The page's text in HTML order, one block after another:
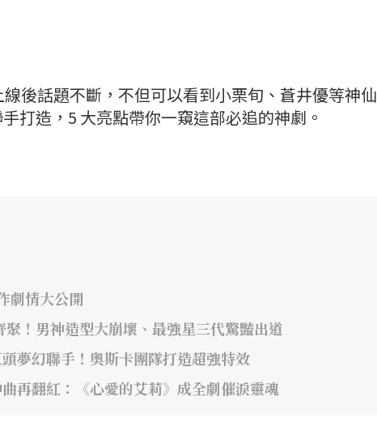
後話題不斷，不但可以看到小栗旬、蒼井優等神仙
打造，5 大亮點帶你一窺這部必追的神劇。
劇情大公開
！男神造型大崩壞、最強星三代驚豔出道
夢幻聯手！奧斯卡團隊打造超強特效
再翻紅：《心愛的艾莉》成全劇催淚靈魂